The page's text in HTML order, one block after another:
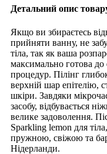
Детальний опис
Якщо ви збираєтесь
прийняти ванну, не
тіла, так як ваша
максимально готова
процедур. Пілінг
верхній шар епітелію,
шкіри. Завдяки
засобу, відбувається
велике задоволення.
Sparkling lemon для
пружною, свіжою та
Нідерланди.